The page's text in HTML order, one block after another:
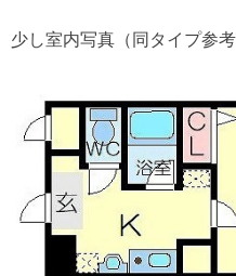
少し室内写真（同タイプ参